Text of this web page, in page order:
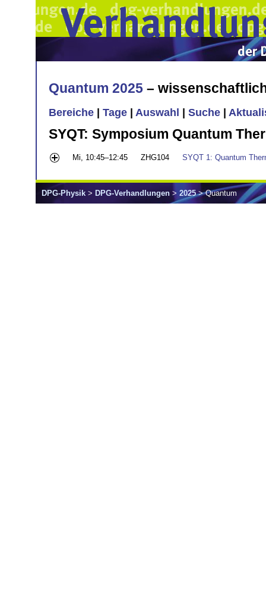
Quantum 2025 –
Bereiche Tage Auswahl Suche
SYQT: Symposium Quantum
Mi, 10:45–12:45 ZHG104 SYQT 1: Quantum
DPG-Physik > DPG-Verhandlungen > 2025> Quantum